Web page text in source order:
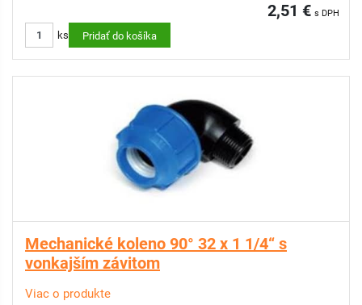
2,51 € s DPH
ks Pridať do košíka
Mechanické koleno 90° 32 x 1 1/4“ s
vonkajším závitom
Viac o produkte